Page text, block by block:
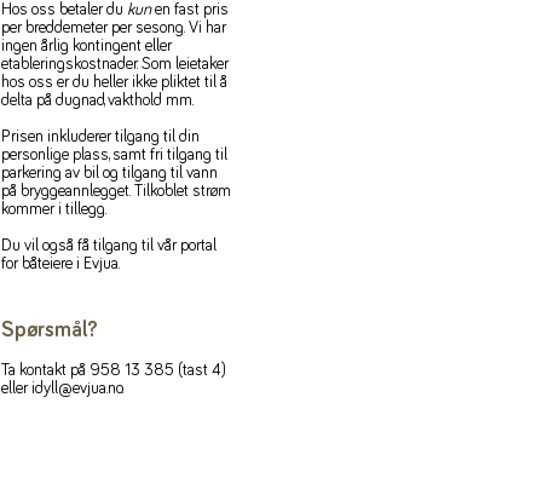
Hos oss betaler du kunen fast pris
per breddemeter per sesong. Vi har
ingen årlig kontingent eller
etableringskostnader. Som leietaker
hos oss er du heller ikke pliktet til å
delta på dugnad, vakthold mm.
Prisen inkluderer tilgang til din
personlige plass, samt fri tilgang til
parkering av bil og tilgang til vann
på bryggeannlegget. Tilkoblet strøm
kommer i tillegg.
Du vil også få tilgang til vår portal
for båteiere i Evjua.
Spørsmål?
Ta kontakt på 958 13 385 (tast 4)
eller idyll@evjua.no.